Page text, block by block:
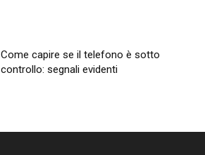
Come capire se il telefono è sotto
controllo: segnali evidenti